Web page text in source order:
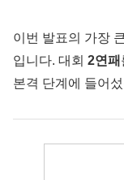
이번 발표의 가장
입니다. 대회 2연패
본격 단계에 들어